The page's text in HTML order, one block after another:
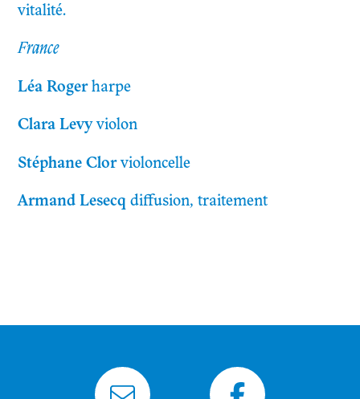
vitalité.
France
Léa Rogerharpe
Clara Levyviolon
Stéphane Clorvioloncelle
Armand Lesecq diffusion, traitement